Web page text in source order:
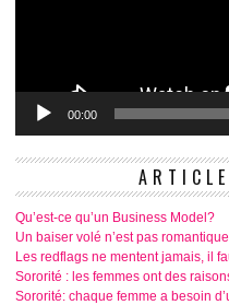
00:00
Qu’est-ce qu’un Business Model?
Un baiser volé n’est pas
Les redflags ne mentent jamais, il
Sororité : les femmes ont des
Sororité: chaque femme a besoin